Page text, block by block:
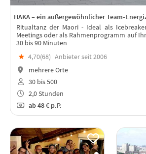
HAKA – ein außergewöhnlicher Team-
Ritualtanz der Maori - Ideal als
Meetings oder als Rahmenprogramm auf
30 bis 90 Minuten
★ 4,70(68) Anbieter seit 2006
mehrere Orte
30 bis 500
2,0 Stunden
ab48 € p.P.